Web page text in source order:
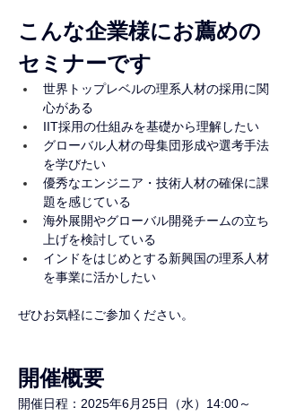
こんな企業様にお薦めの
セミナーです
世界トップレベルの理系人材の採用に関
心がある
IIT採用の仕組みを基礎から理解したい
グローバル人材の母集団形成や選考手法
を学びたい
優秀なエンジニア・技術人材の確保に課
題を感じている
海外展開やグローバル開発チームの立ち
上げを検討している
インドをはじめとする新興国の理系人材
を事業に活かしたい
ぜひお気軽にご参加ください。
開催概要
開催日程： 2025年6月25日（水）14:00～